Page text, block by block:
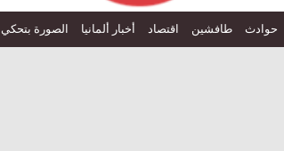
حوادث طافشين اقتصاد أخبار ألمانيا الصورة بتحكي